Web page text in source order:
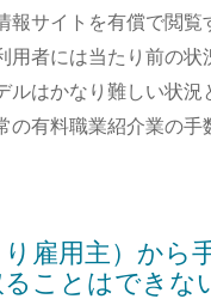
サイトを有償で閲
者には当たり前の
はかなり難しい状
有料職業紹介業の
雇用主）から
ことはできな